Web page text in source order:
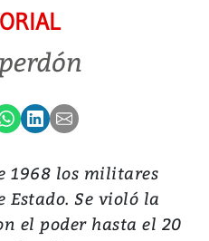
1968 los militares
Estado. Se violó la
el poder hasta el 20